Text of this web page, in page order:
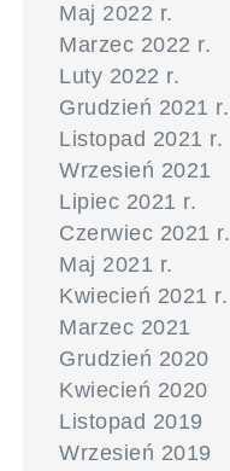
Maj 2022 r.
Marzec 2022 r.
Luty 2022 r.
Grudzień 2021 r.
Listopad 2021 r.
Wrzesień 2021
Lipiec 2021 r.
Czerwiec 2021 r.
Maj 2021 r.
Kwiecień 2021 r.
Marzec 2021
Grudzień 2020
Kwiecień 2020
Listopad 2019
Wrzesień 2019